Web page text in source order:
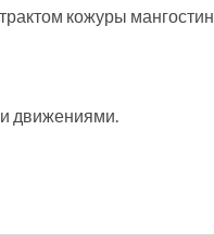
кожуры
движениями.